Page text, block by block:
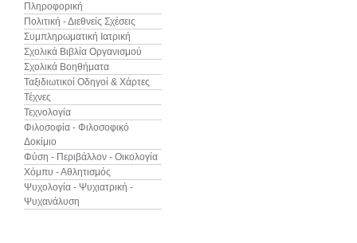
Πληροφορική
Πολιτική - Διεθνείς Σχέσεις
Συμπληρωματική Ιατρική
Σχολικά Βιβλία Οργανισμού
Σχολικά Βοηθήματα
Ταξιδιωτικοί Οδηγοί & Χάρτες
Τέχνες
Τεχνολογία
Φιλοσοφία - Φιλοσοφικό
Δοκίμιο
Φύση - Περιβάλλον - Οικολογία
Χόμπυ - Αθλητισμός
Ψυχολογία - Ψυχιατρική -
Ψυχανάλυση